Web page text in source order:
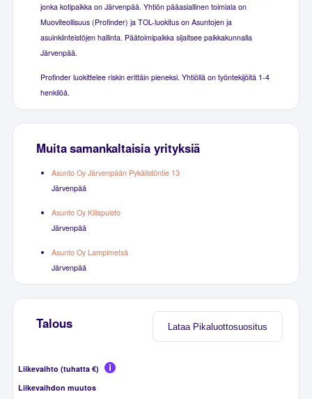
jonka kotipaikka on Järvenpää. Yhtiön pääasiallinen toimiala on
Muoviteollisuus (Profinder) ja TOL-luokitus on Asuntojen ja
asuinkiinteistöjen hallinta. Päätoimipaikka sijaitsee paikkakunnalla
Järvenpää.
Profinder luokittelee riskin erittäin pieneksi. Yhtiöllä on työntekijöitä 1-4
henkilöä.
Muita samankaltaisia yrityksiä
Asunto Oy Järvenpään Pykälistöntie 13
Järvenpää
Asunto Oy Kiilapuisto
Järvenpää
Asunto Oy Lampimetsä
Järvenpää
Lataa Pikaluottosuositus
Talous
Liikevaihto (tuhatta €)
Liikevaihdon muutos